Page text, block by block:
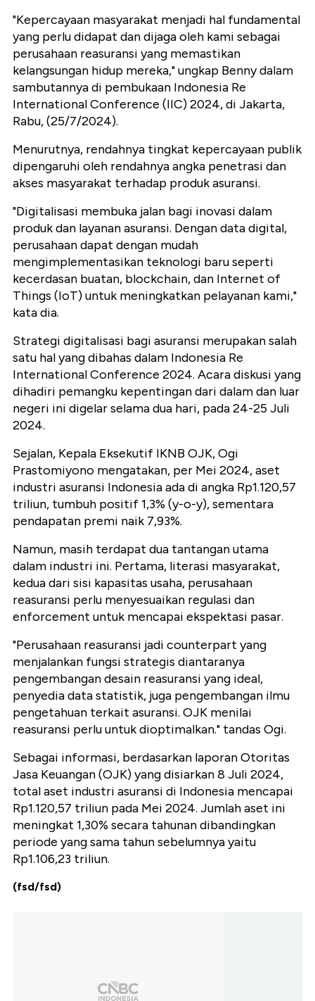
"Kepercayaan masyarakat menjadi hal fundamental
yang perlu didapat dan dijaga oleh kami sebagai
perusahaan reasuransi yang memastikan
kelangsungan hidup mereka," ungkap Benny dalam
sambutannya di pembukaan Indonesia Re
International Conference (IIC) 2024, di Jakarta,
Rabu, (25/7/2024).
Menurutnya, rendahnya tingkat kepercayaan publik
dipengaruhi oleh rendahnya angka penetrasi dan
akses masyarakat terhadap produk asuransi.
"Digitalisasi membuka jalan bagi inovasi dalam
produk dan layanan asuransi. Dengan data digital,
perusahaan dapat dengan mudah
mengimplementasikan teknologi baru seperti
kecerdasan buatan, blockchain, dan Internet of
Things (IoT) untuk meningkatkan pelayanan kami,"
kata dia.
Strategi digitalisasi bagi asuransi merupakan salah
satu hal yang dibahas dalam Indonesia Re
International Conference 2024. Acara diskusi yang
dihadiri pemangku kepentingan dari dalam dan luar
negeri ini digelar selama dua hari, pada 24-25 Juli
2024.
Sejalan, Kepala Eksekutif IKNB OJK, Ogi
Prastomiyono mengatakan, per Mei 2024, aset
industri asuransi Indonesia ada di angka Rp1.120,57
triliun, tumbuh positif 1,3% (y-o-y), sementara
pendapatan premi naik 7,93%.
Namun, masih terdapat dua tantangan utama
dalam industri ini. Pertama, literasi masyarakat,
kedua dari sisi kapasitas usaha, perusahaan
reasuransi perlu menyesuaikan regulasi dan
enforcement untuk mencapai ekspektasi pasar.
"Perusahaan reasuransi jadi counterpart yang
menjalankan fungsi strategis diantaranya
pengembangan desain reasuransi yang ideal,
penyedia data statistik, juga pengembangan ilmu
pengetahuan terkait asuransi. OJK menilai
reasuransi perlu untuk dioptimalkan." tandas Ogi.
Sebagai informasi, berdasarkan laporan Otoritas
Jasa Keuangan (OJK) yang disiarkan 8 Juli 2024,
total aset industri asuransi di Indonesia mencapai
Rp1.120,57 triliun pada Mei 2024. Jumlah aset ini
meningkat 1,30% secara tahunan dibandingkan
periode yang sama tahun sebelumnya yaitu
Rp1.106,23 triliun.
(fsd/fsd)